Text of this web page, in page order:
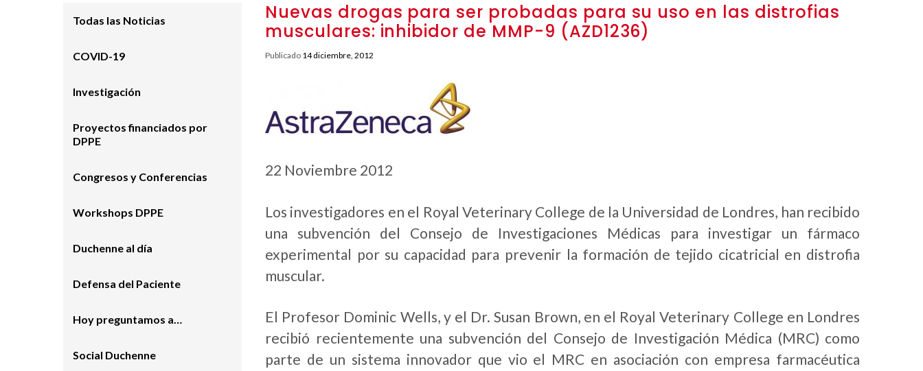
Nuevas drogas para ser probadas para su uso en las distrofias
musculares: inhibidor de MMP-9 (AZD1236)
Publicado 14 diciembre, 2012
22 Noviembre 2012
Los investigadores en el Royal Veterinary College de la Universidad de Londres, han recibido
una subvención del Consejo de Investigaciones Médicas para investigar un fármaco
experimental por su capacidad para prevenir la formación de tejido cicatricial en distrofia
muscular.
El Profesor Dominic Wells, y el Dr. Susan Brown, en el Royal Veterinary College en Londres
recibió recientemente una subvención del Consejo de Investigación Médica (MRC) como
parte de un sistema innovador que vio el MRC en asociación con empresa farmacéutica
Todas las Noticias
COVID-19
Investigación
Proyectos financiados por
DPPE
Congresos y Conferencias
Workshops DPPE
Duchenne al día
Defensa del Paciente
Hoy preguntamos a…
Social Duchenne